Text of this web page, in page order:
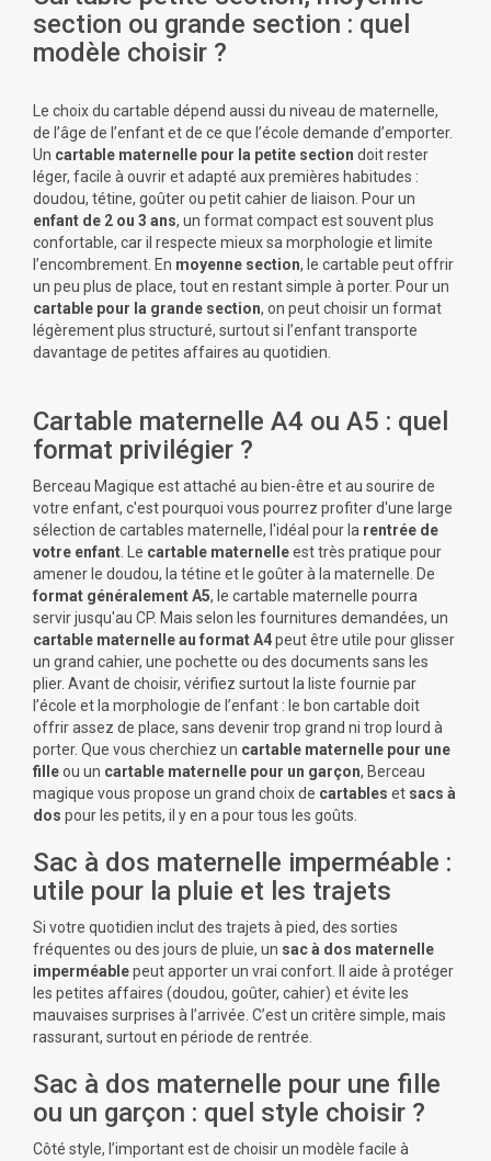
section ou grande section : quel
modèle choisir ?
Le choix du cartable dépend aussi du niveau de maternelle,
de l’âge de l’enfant et de ce que l’école demande d’emporter.
Un cartable maternelle pour la petite section doit rester
léger, facile à ouvrir et adapté aux premières habitudes :
doudou, tétine, goûter ou petit cahier de liaison. Pour un
enfant de 2 ou 3 ans, un format compact est souvent plus
confortable, car il respecte mieux sa morphologie et limite
l’encombrement. En moyenne section, le cartable peut offrir
un peu plus de place, tout en restant simple à porter. Pour un
cartable pour la grande section, on peut choisir un format
légèrement plus structuré, surtout si l’enfant transporte
davantage de petites affaires au quotidien.
Cartable maternelle A4 ou A5 : quel
format privilégier ?
Berceau Magique est attaché au bien-être et au sourire de
votre enfant, c'est pourquoi vous pourrez profiter d'une large
sélection de cartables maternelle, l'idéal pour la rentrée de
votre enfant. Le cartable maternelleest très pratique pour
amener le doudou, la tétine et le goûter à la maternelle. De
format généralement A5, le cartable maternelle pourra
servir jusqu'au CP. Mais selon les fournitures demandées, un
cartable maternelle au format A4peut être utile pour glisser
un grand cahier, une pochette ou des documents sans les
plier. Avant de choisir, vérifiez surtout la liste fournie par
l’école et la morphologie de l’enfant : le bon cartable doit
offrir assez de place, sans devenir trop grand ni trop lourd à
porter. Que vous cherchiez un cartable maternelle pour une
filleou un cartable maternelle pour un garçon, Berceau
magique vous propose un grand choix de cartables et sacs à
dos pour les petits, il y en a pour tous les goûts.
Sac à dos maternelle imperméable :
utile pour la pluie et les trajets
Si votre quotidien inclut des trajets à pied, des sorties
fréquentes ou des jours de pluie, un sac à dos maternelle
imperméablepeut apporter un vrai confort. Il aide à protéger
les petites affaires (doudou, goûter, cahier) et évite les
mauvaises surprises à l’arrivée. C’est un critère simple, mais
rassurant, surtout en période de rentrée.
Sac à dos maternelle pour une fille
ou un garçon : quel style choisir ?
Côté style, l’important est de choisir un modèle facile à